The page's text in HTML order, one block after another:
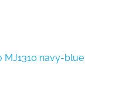
MJ1310 navy-blue